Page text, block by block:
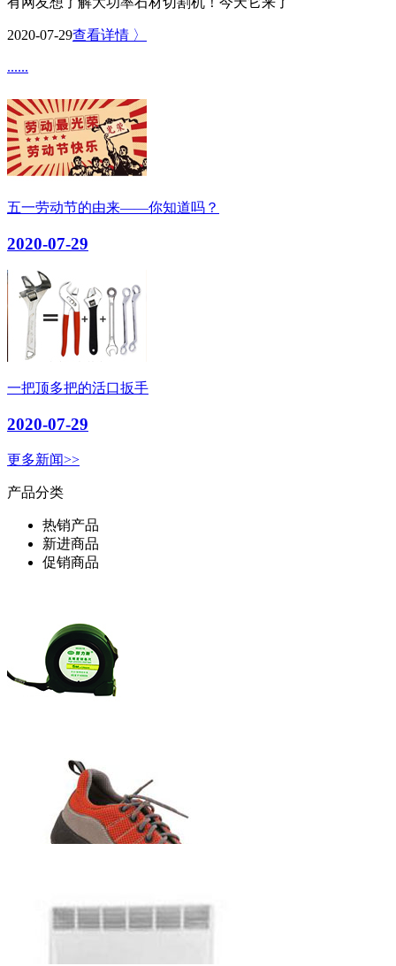
2020-07-29查看详情 〉
......
五一劳动节的由来——你知道吗？
2020-07-29
一把顶多把的活口扳手
2020-07-29
更多新闻>>
产品分类
热销产品
新进商品
促销商品